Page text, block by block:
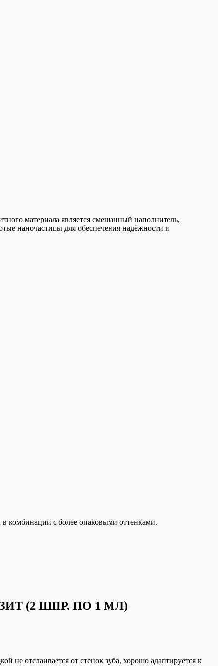
материала является смешанный наполнитель,
наночастицы для обеспечения надёжности и
комбинации с более опаковыми оттенками.
(2 ШПР. ПО 1 МЛ)
не отслаивается от стенок зуба, хорошо адаптируется к